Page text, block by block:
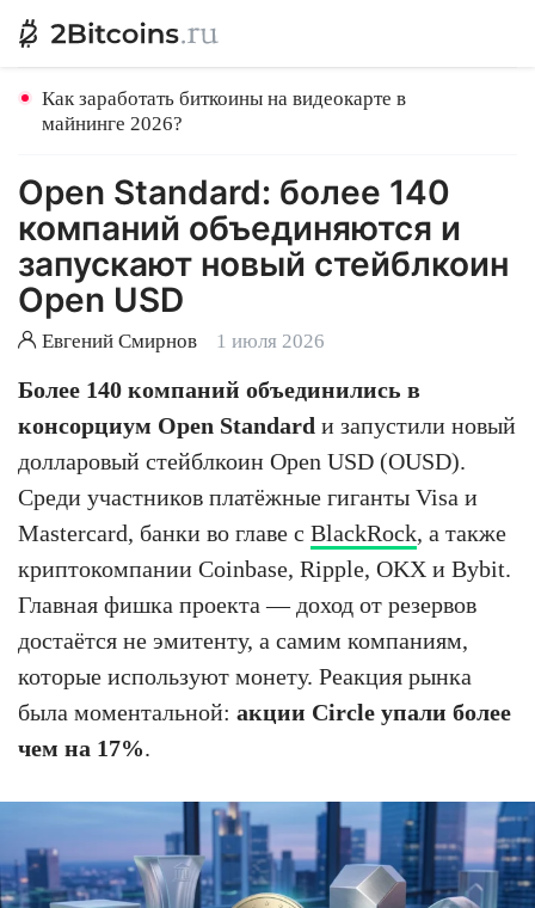
Как заработать биткоины на видеокарте в
майнинге 2026?
Open Standard: более 140
компаний объединяются и
запускают новый стейблкоин
Open USD
Евгений Смирнов 1 июля 2026
Более 140 компаний объединились в
консорциум Open Standard и запустили новый
долларовый стейблкоин Open USD (OUSD).
Среди участников платёжные гиганты Visa и
Mastercard, банки во главе с BlackRock, а также
криптокомпании Coinbase, Ripple, OKX и Bybit.
Главная фишка проекта — доход от резервов
достаётся не эмитенту, а самим компаниям,
которые используют монету. Реакция рынка
была моментальной: акции Circle упали более
чем на 17%.